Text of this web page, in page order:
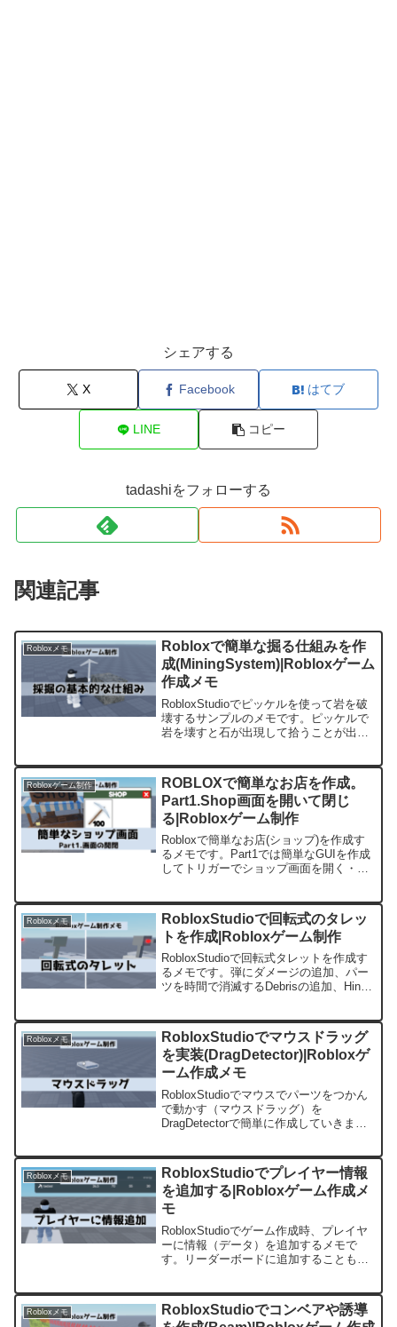
シェアする
X Facebook はてブ
LINE コピー
tadashiをフォローする
関連記事
Robloxメモ
Robloxで簡単な掘る仕組みを作
成(MiningSystem)|Robloxゲーム
作成メモ
RobloxStudioでピッケルを使って岩を破
壊するサンプルのメモです。ピッケルで
岩を壊すと石が出現して拾うことが出来
Robloxゲーム制作
ROBLOXで簡単なお店を作成。
Part1.Shop画面を開いて閉じ
る|Robloxゲーム制作
Robloxで簡単なお店(ショップ)を作成す
るメモです。Part1では簡単なGUIを作成
してトリガーでショップ画面を開く・閉
Robloxメモ
RobloxStudioで回転式のタレッ
トを作成|Robloxゲーム制作
RobloxStudioで回転式タレットを作成す
るメモです。弾にダメージの追加、パー
ツを時間で消滅するDebrisの追加、Hinge
Robloxメモ
RobloxStudioでマウスドラッグ
を実装(DragDetector)|Robloxゲ
ーム作成メモ
RobloxStudioでマウスでパーツをつかん
で動かす（マウスドラッグ）を
DragDetectorで簡単に作成していきま
Robloxメモ
RobloxStudioでプレイヤー情報
を追加する|Robloxゲーム作成メ
モ
RobloxStudioでゲーム作成時、プレイヤ
ーに情報（データ）を追加するメモで
す。リーダーボードに追加することも、
す。
Robloxメモ
RobloxStudioでコンベアや誘導